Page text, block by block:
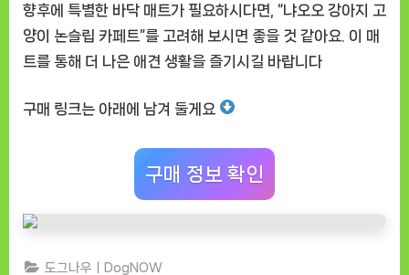
향후에 특별한 바닥 매트가 필요하시다면, “냐오오 강아지 고
양이 논슬립 카페트”를 고려해 보시면 좋을 것 같아요. 이 매
트를 통해 더 나은 애견 생활을 즐기시길 바랍니다
구매 링크는 아래에 남겨 둘게요
구매 정보 확인
도그나우ㅣDogNOW